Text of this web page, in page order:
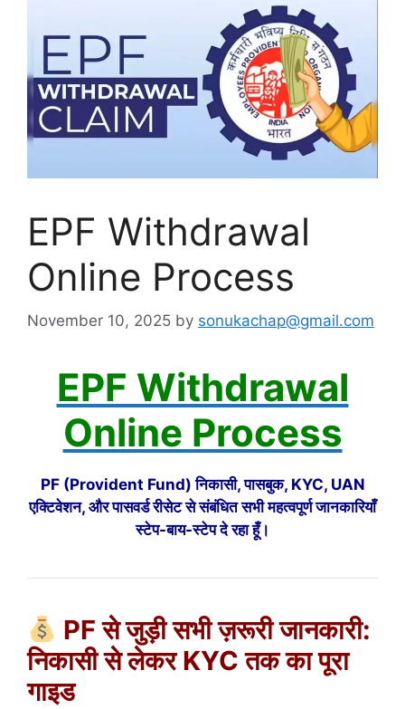
EPF Withdrawal
Online Process
November 10, 2025 by sonukachap@gmail.com
EPF Withdrawal
Online Process
PF (Provident Fund) निकासी, पासबुक, KYC, UAN
एक्टिवेशन, और पासवर्ड रीसेट से संबंधित सभी महत्वपूर्ण जानकारियाँ
स्टेप-बाय-स्टेप दे रहा हूँ।
PF से जुड़ी सभी ज़रूरी जानकारी:
निकासी से लेकर KYC तक का पूरा
गाइड